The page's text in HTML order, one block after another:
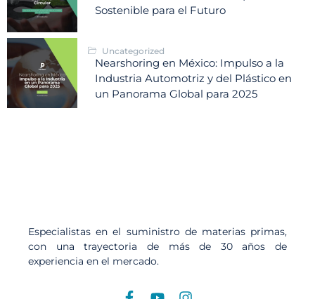
Sostenible para el Futuro
Uncategorized
Nearshoring en México: Impulso a la
Industria Automotriz y del Plástico en
un Panorama Global para 2025
Especialistas en el suministro de materias primas,
con una trayectoria de más de 30 años de
experiencia en el mercado.